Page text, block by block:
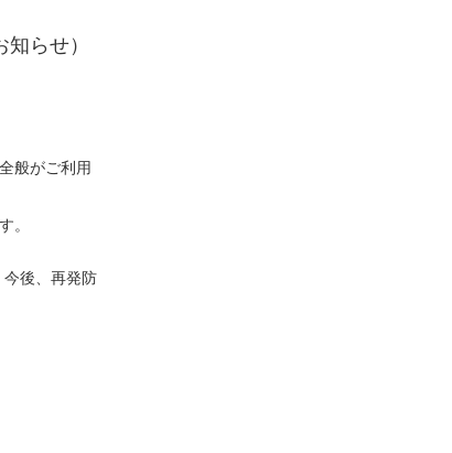
らせ）
般がご利用
。
後、再発防